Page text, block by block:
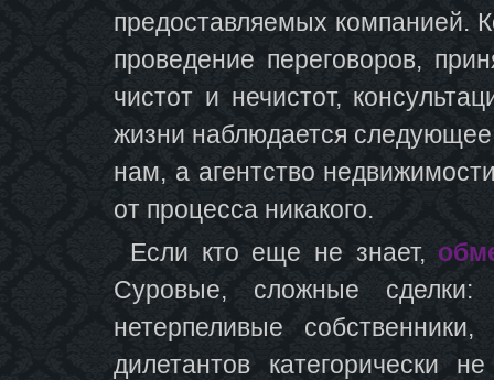
предоставляемых компанией.
проведение переговоров,
чистот и нечистот,
жизни наблюдается
нам, а агентство
от процесса никакого.
Если кто еще не знает,
Суровые, сложные сделки:
нетерпеливые
дилетантов категорически